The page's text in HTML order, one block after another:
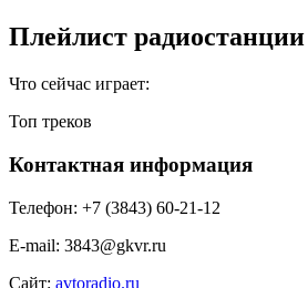
Плейлист радиостанции
Что сейчас играет:
Топ треков
Контактная информация
Телефон: +7 (3843) 60-21-12
E-mail: 3843@gkvr.ru
Сайт: avtoradio.ru